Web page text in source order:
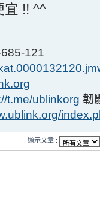
宜 !! ^^
121
t.me/ublinkorg 韌
顯示文章 :